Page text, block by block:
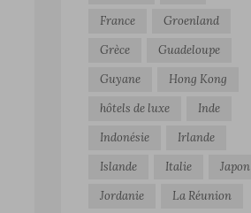
France
Groenland
Grèce
Guadeloupe
Guyane
Hong Kong
hôtels de luxe
Inde
Indonésie
Irlande
Islande
Italie
Japon
Jordanie
La Réunion